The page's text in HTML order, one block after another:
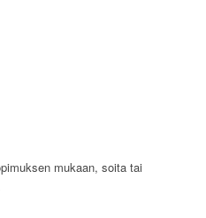
mukaan, soita tai